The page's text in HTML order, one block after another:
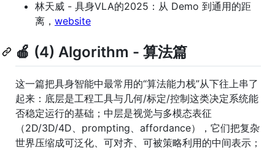
林天威 - 具身VLA的2025：从 Demo 到通用的距
离， website
🍎 (4) Algorithm - 算法篇
这一篇把具身智能中最常用的“算法能力栈”从下往上串了
起来：底层是工程工具与几何/标定/控制这类决定系统能
否稳定运行的基础；中层是视觉与多模态表征
（2D/3D/4D、prompting、affordance），它们把复杂
世界压缩成可泛化、可对齐、可被策略利用的中间表示；